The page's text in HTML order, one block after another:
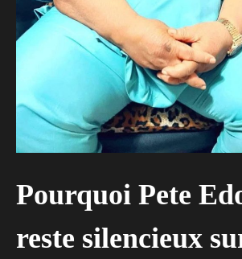
Pourquoi Pete
reste silencieux